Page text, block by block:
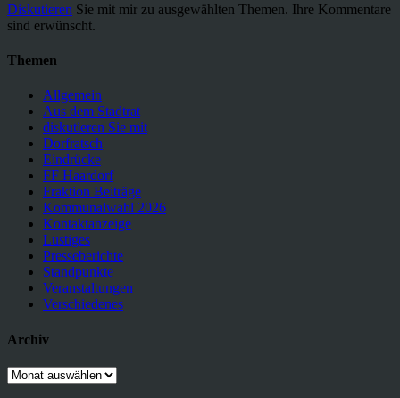
Diskutieren Sie mit mir zu ausgewählten Themen. Ihre Kommentare
sind erwünscht.
Themen
Allgemein
Aus dem Stadtrat
diskutieren Sie mit
Dorfratsch
Eindrücke
FF Haardorf
Fraktion Beiträge
Kommunalwahl 2026
Kontaktanzeige
Lustiges
Presseberichte
Standpunkte
Veranstaltungen
Verschiedenes
Archiv
Archiv